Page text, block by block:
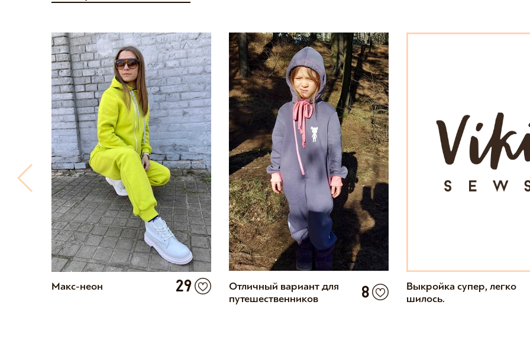
Макс-неон 29
Отличный вариант для
путешественников
8
Выкройка супер, легко
шилось.